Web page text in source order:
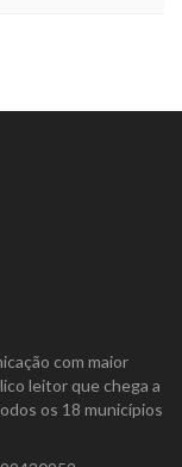
com maior
leitor que chega a
os 18 municípios